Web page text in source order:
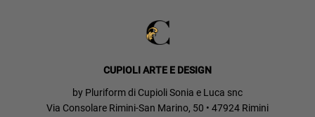
CUPIOLI ARTE E DESIGN
by Pluriform di Cupioli Sonia e Luca snc
Via Consolare Rimini-San Marino, 50 • 47924 Rimini